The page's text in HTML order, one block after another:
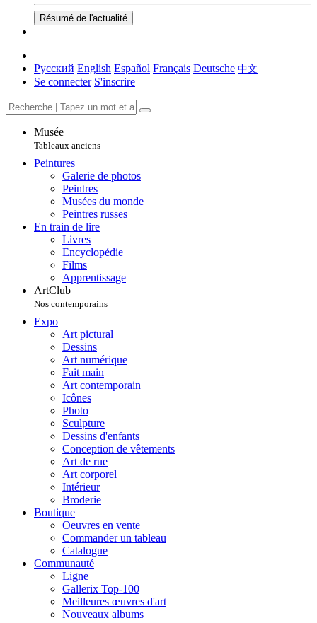
Résumé de l'actualité
Русский English Español Français Deutsche 中文
Se connecter S'inscrire
Musée
Tableaux anciens
Peintures
Galerie de photos
Peintres
Musées du monde
Peintres russes
En train de lire
Livres
Encyclopédie
Films
Apprentissage
ArtClub
Nos contemporains
Expo
Art pictural
Dessins
Art numérique
Fait main
Art contemporain
Icônes
Photo
Sculpture
Dessins d'enfants
Conception de vêtements
Art de rue
Art corporel
Intérieur
Broderie
Boutique
Oeuvres en vente
Commander un tableau
Catalogue
Communauté
Ligne
Gallerix Top-100
Meilleures œuvres d'art
Nouveaux albums